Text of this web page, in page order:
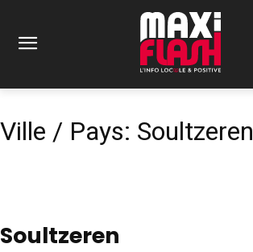
Ville / Pays: Soultzeren
Soultzeren